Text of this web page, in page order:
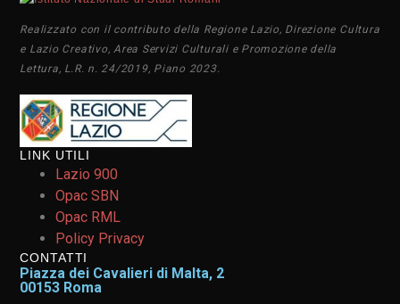
Realizzato con il contributo della Regione Lazio, Direzione Cultura
e Lazio Creativo, Area Servizi Culturali e Promozione della
Lettura, L.R. n. 24/2019, Piano 2023.
LINK UTILI
Lazio 900
Opac SBN
Opac RML
Policy Privacy
CONTATTI
Piazza dei Cavalieri di Malta, 2
00153 Roma